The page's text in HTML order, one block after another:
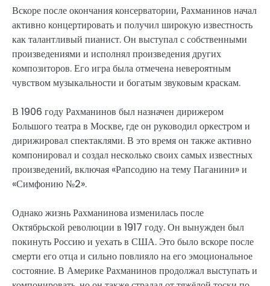
Вскоре после окончания консерватории, Рахманинов начал
активно концертировать и получил широкую известность
как талантливый пианист. Он выступал с собственными
произведениями и исполнял произведения других
композиторов. Его игра была отмечена невероятным
чувством музыкальности и богатым звуковым краскам.
В 1906 году Рахманинов был назначен дирижером
Большого театра в Москве, где он руководил оркестром и
дирижировал спектаклями. В это время он также активно
компонировал и создал несколько своих самых известных
произведений, включая «Рапсодию на тему Паганини» и
«Симфонию №2».
Однако жизнь Рахманинова изменилась после
Октябрьской революции в 1917 году. Он вынужден был
покинуть Россию и уехать в США. Это было вскоре после
смерти его отца и сильно повлияло на его эмоциональное
состояние. В Америке Рахманинов продолжал выступать и